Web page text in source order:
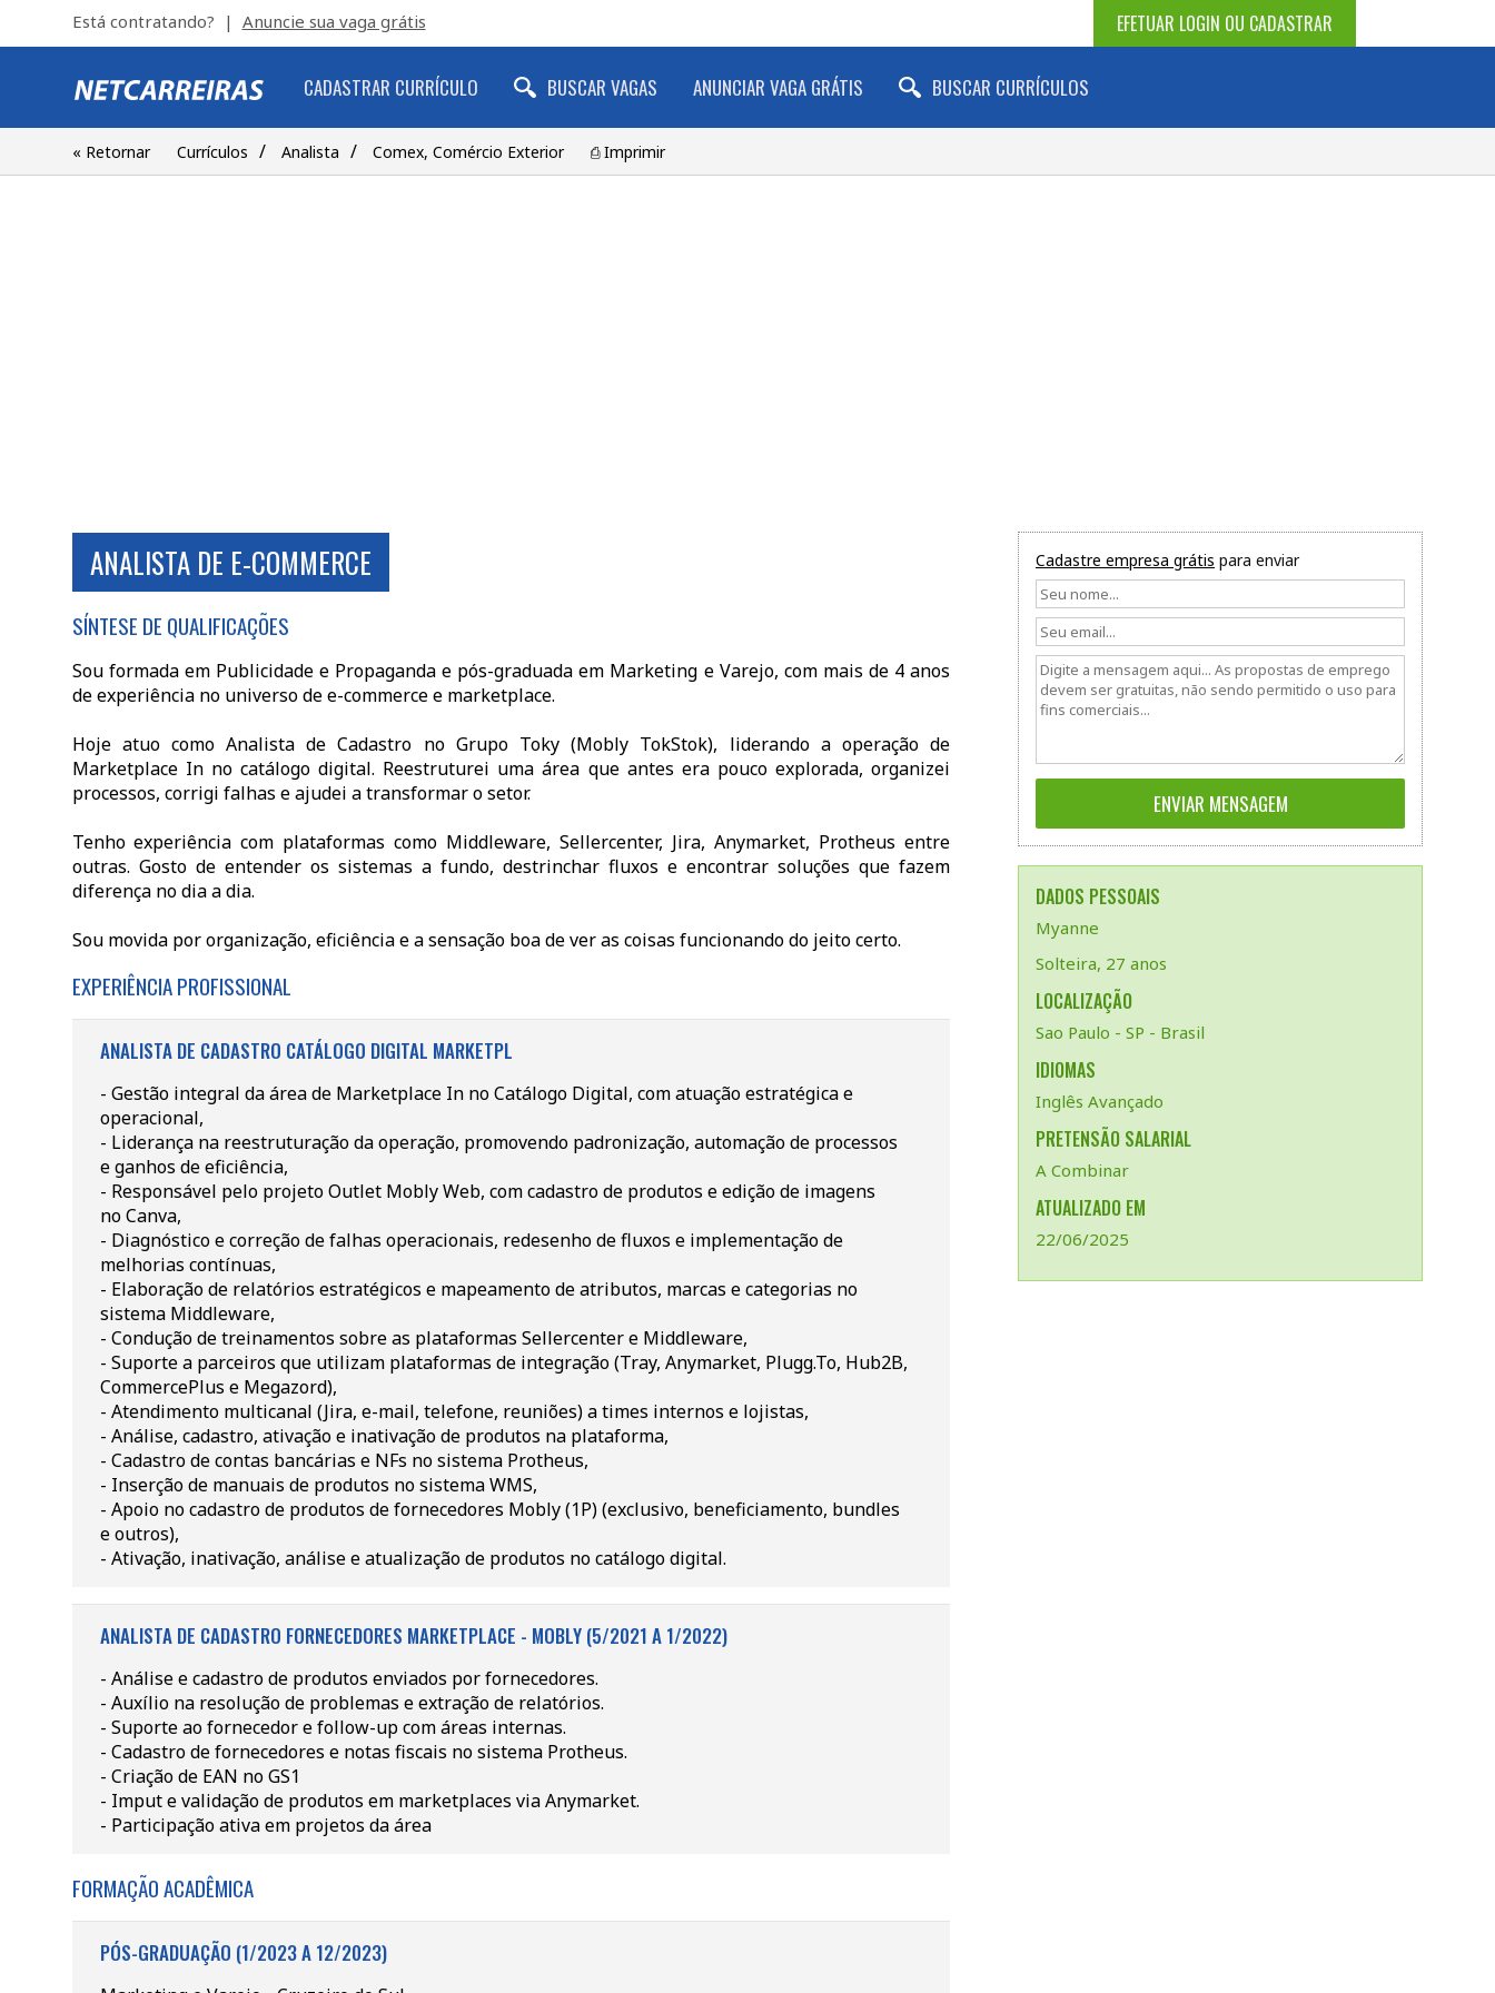
EFETUAR LOGIN OU CADASTRAR
Está contratando? | Anuncie sua vaga grátis
CADASTRAR CURRÍCULO BUSCAR VAGAS ANUNCIAR VAGA GRÁTIS BUSCAR CURRÍCULOS
« Retornar Currículos / Analista / Comex, Comércio Exterior ⎙ Imprimir
Cadastre empresa grátis para enviar
DADOS PESSOAIS
Myanne
Solteira, 27 anos
LOCALIZAÇÃO
Sao Paulo - SP - Brasil
IDIOMAS
Inglês Avançado
PRETENSÃO SALARIAL
A Combinar
ATUALIZADO EM
22/06/2025
ANALISTA DE E-COMMERCE
SÍNTESE DE QUALIFICAÇÕES
Sou formada em Publicidade e Propaganda e pós-graduada em Marketing e Varejo, com mais de 4 anos
de experiência no universo de e-commerce e marketplace.
Hoje atuo como Analista de Cadastro no Grupo Toky (Mobly TokStok), liderando a operação de
Marketplace In no catálogo digital. Reestruturei uma área que antes era pouco explorada, organizei
processos, corrigi falhas e ajudei a transformar o setor.
Tenho experiência com plataformas como Middleware, Sellercenter, Jira, Anymarket, Protheus entre
outras. Gosto de entender os sistemas a fundo, destrinchar fluxos e encontrar soluções que fazem
diferença no dia a dia.
Sou movida por organização, eficiência e a sensação boa de ver as coisas funcionando do jeito certo.
EXPERIÊNCIA PROFISSIONAL
ANALISTA DE CADASTRO CATÁLOGO DIGITAL MARKETPL
- Gestão integral da área de Marketplace In no Catálogo Digital, com atuação estratégica e
operacional,
- Liderança na reestruturação da operação, promovendo padronização, automação de processos
e ganhos de eficiência,
- Responsável pelo projeto Outlet Mobly Web, com cadastro de produtos e edição de imagens
no Canva,
- Diagnóstico e correção de falhas operacionais, redesenho de fluxos e implementação de
melhorias contínuas,
- Elaboração de relatórios estratégicos e mapeamento de atributos, marcas e categorias no
sistema Middleware,
- Condução de treinamentos sobre as plataformas Sellercenter e Middleware,
- Suporte a parceiros que utilizam plataformas de integração (Tray, Anymarket, Plugg.To, Hub2B,
CommercePlus e Megazord),
- Atendimento multicanal (Jira, e-mail, telefone, reuniões) a times internos e lojistas,
- Análise, cadastro, ativação e inativação de produtos na plataforma,
- Cadastro de contas bancárias e NFs no sistema Protheus,
- Inserção de manuais de produtos no sistema WMS,
- Apoio no cadastro de produtos de fornecedores Mobly (1P) (exclusivo, beneficiamento, bundles
e outros),
- Ativação, inativação, análise e atualização de produtos no catálogo digital.
ANALISTA DE CADASTRO FORNECEDORES MARKETPLACE - MOBLY (5/2021 A 1/2022)
- Análise e cadastro de produtos enviados por fornecedores.
- Auxílio na resolução de problemas e extração de relatórios.
- Suporte ao fornecedor e follow-up com áreas internas.
- Cadastro de fornecedores e notas fiscais no sistema Protheus.
- Criação de EAN no GS1
- Imput e validação de produtos em marketplaces via Anymarket.
- Participação ativa em projetos da área
FORMAÇÃO ACADÊMICA
PÓS-GRADUAÇÃO (1/2023 A 12/2023)